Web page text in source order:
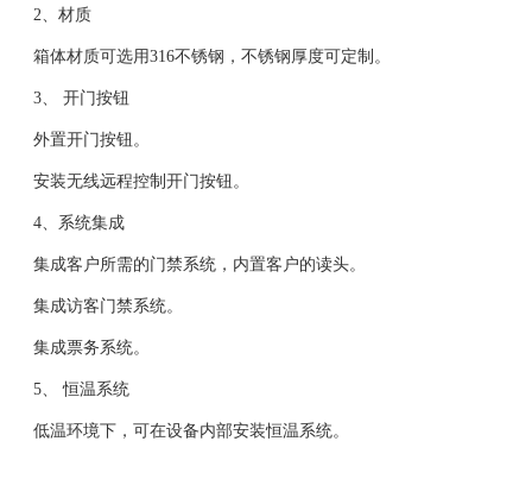
2、材质
箱体材质可选用316不锈钢，不锈钢厚度可定制。
3、 开门按钮
外置开门按钮。
安装无线远程控制开门按钮。
4、系统集成
集成客户所需的门禁系统，内置客户的读头。
集成访客门禁系统。
集成票务系统。
5、 恒温系统
低温环境下，可在设备内部安装恒温系统。